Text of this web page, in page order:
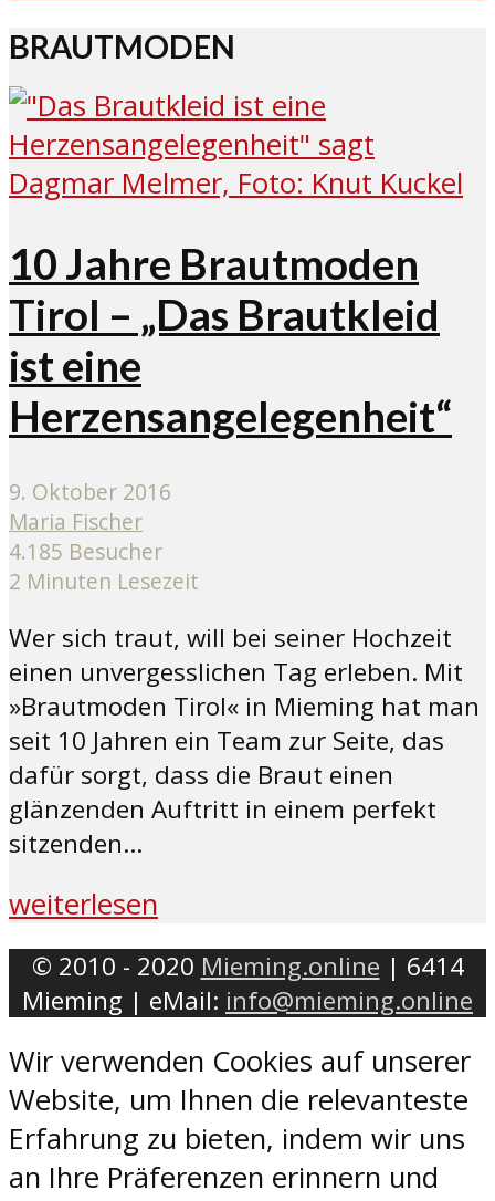
BRAUTMODEN
10 Jahre Brautmoden
Tirol – „Das Brautkleid
ist eine
Herzensangelegenheit“
9. Oktober 2016
Maria Fischer
4.185 Besucher
2 Minuten Lesezeit
Wer sich traut, will bei seiner Hochzeit
einen unvergesslichen Tag erleben. Mit
»Brautmoden Tirol« in Mieming hat man
seit 10 Jahren ein Team zur Seite, das
dafür sorgt, dass die Braut einen
glänzenden Auftritt in einem perfekt
sitzenden...
weiterlesen
© 2010 - 2020 Mieming.online | 6414
Mieming | eMail: info@mieming.online
Wir verwenden Cookies auf unserer
Website, um Ihnen die relevanteste
Erfahrung zu bieten, indem wir uns
an Ihre Präferenzen erinnern und